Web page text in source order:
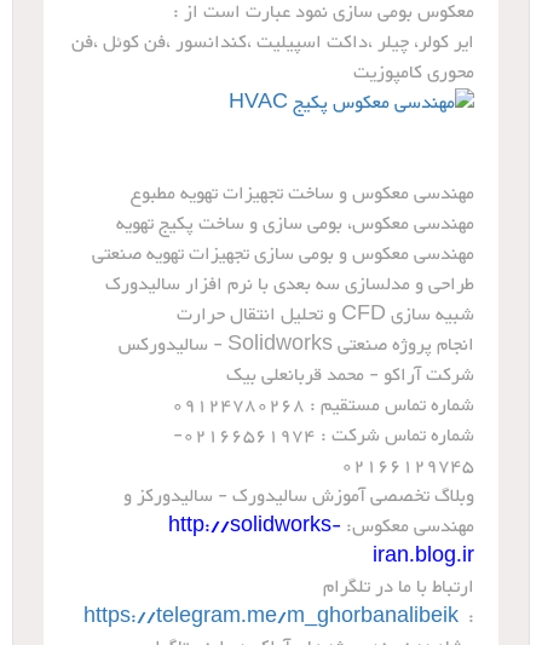
معکوس بومی سازی نمود عبارت است از :
ایر کولر، چیلر ،داکت اسپیلیت ،کندانسور ،فن کوئل ،فن
محوری کامپوزیت
مهندسی معکوس و ساخت تجهیزات تهویه مطبوع
مهندسی معکوس، بومی سازی و ساخت پکیج تهویه
مهندسی معکوس و بومی سازی تجهیزات تهویه صنعتی
طراحی و مدلسازی سه بعدی با نرم افزار سالیدورک
شبیه سازی CFD و تحلیل انتقال حرارت
انجام پروژه صنعتی Solidworks - سالیدورکس
شرکت آراکو - محمد قربانعلی بیک
شماره تماس مستقیم : 09124780268
شماره تماس شرکت : 02166561974-
02166129745
وبلاگ تخصصی آموزش سالیدورک - سالیدورکز و
مهندسی معکوس: http://solidworks-
iran.blog.ir
ارتباط با ما در تلگرام
:
https://telegram.me/m_ghorbanalibeik